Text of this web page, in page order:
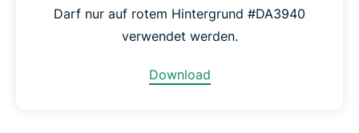
Darf nur auf rotem Hintergrund #DA3940
verwendet werden.
Download